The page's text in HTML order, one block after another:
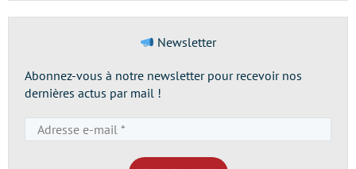
Newsletter
Abonnez-vous à notre newsletter pour recevoir nos
dernières actus par mail !
e-
mail